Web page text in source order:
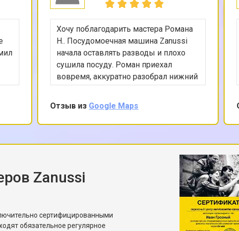
Хочу поблагодарить мастера Романа
Н.. Посудомоечная машина Zanussi
начала оставлять разводы и плохо
сушила посуду. Роман приехал
вовремя, аккуратно разобрал нижний
отсек, проверил циркуляционный
насос, состояние уплотнителей и
ТЭНа. Проблема оказалась в слабом
напоре из-за частично забитого
прочистил его, но и показал, почему
это произошло, дал рекомендации по
соли и выбору программ. Работает
сейчас заметно лучше, чем раньше.
Отзыв из Google Maps
Zanussi
сертифицированными
обязательное регулярное